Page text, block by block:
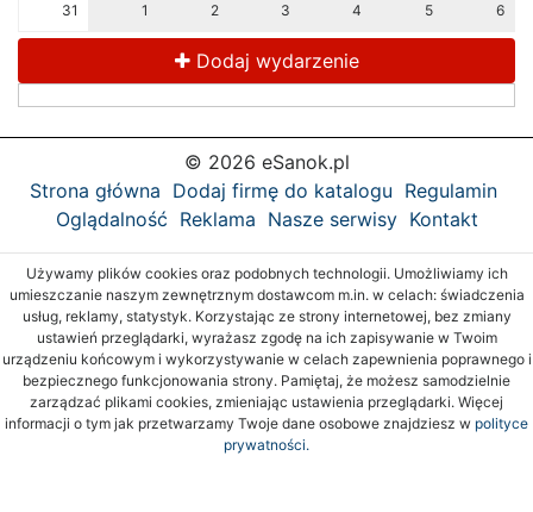
31 1 2 3 4 5 6
Dodaj wydarzenie
© 2026 eSanok.pl
Strona główna Dodaj firmę do katalogu Regulamin
Oglądalność Reklama Nasze serwisy Kontakt
Używamy plików cookies oraz podobnych technologii. Umożliwiamy ich
umieszczanie naszym zewnętrznym dostawcom m.in. w celach: świadczenia
usług, reklamy, statystyk. Korzystając ze strony internetowej, bez zmiany
ustawień przeglądarki, wyrażasz zgodę na ich zapisywanie w Twoim
urządzeniu końcowym i wykorzystywanie w celach zapewnienia poprawnego i
bezpiecznego funkcjonowania strony. Pamiętaj, że możesz samodzielnie
zarządzać plikami cookies, zmieniając ustawienia przeglądarki. Więcej
informacji o tym jak przetwarzamy Twoje dane osobowe znajdziesz w polityce
prywatności.